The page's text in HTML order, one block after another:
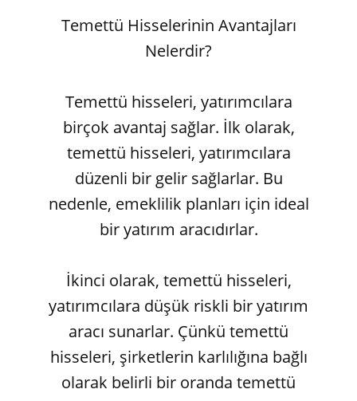
Temettü Hisselerinin Avantajları
Nelerdir?
Temettü hisseleri, yatırımcılara
birçok avantaj sağlar. İlk olarak,
temettü hisseleri, yatırımcılara
düzenli bir gelir sağlarlar. Bu
nedenle, emeklilik planları için ideal
bir yatırım aracıdırlar.
İkinci olarak, temettü hisseleri,
yatırımcılara düşük riskli bir yatırım
aracı sunarlar. Çünkü temettü
hisseleri, şirketlerin karlılığına bağlı
olarak belirli bir oranda temettü